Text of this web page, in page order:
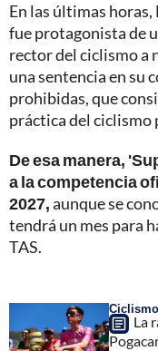
En las últimas
fue protagonista de
rector del ciclismo a
una sentencia en su
prohibidas, que
práctica del ciclismo
De esa manera,
a la competencia
2027,aunque se
tendrá un mes para
TAS.
Ciclismo
La